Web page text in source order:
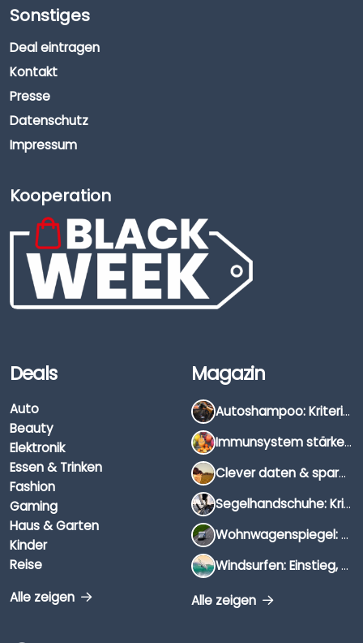
Sonstiges
Deal eintragen
Kontakt
Presse
Datenschutz
Impressum
Kooperation
Deals
Auto
Beauty
Elektronik
Essen & Trinken
Fashion
Gaming
Haus & Garten
Kinder
Reise
Alle zeigen
Magazin
Autoshampoo: Kriterien, Unterschiede & Anwendung
Immunsystem stärken: Hausmittel, Vitamine & Wissenswertes
Clever daten & sparen: So findest du die besten Deals für Dates und Unternehmungen
Segelhandschuhe: Kriterien, Materialien & Tipps
Wohnwagenspiegel: Auswahl, Preise & Montage
Windsurfen: Einstieg, Ausrüstung & Tipps
Alle zeigen